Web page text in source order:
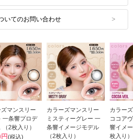
いてのお問い合わせ
マンスリー
一条響プロデ
（2枚入り）
(税込)
カラーズマンスリー
ミスティーグレー 一
条響イメージモデル
（2枚入り）
カラー
ココア
響イメ
枚入り）